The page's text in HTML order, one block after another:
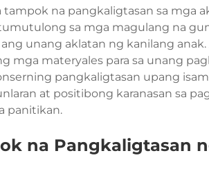
na pangkaligtasan sa mga
sa mga magulang na
unang aklatan ng kanilang anak.
mga materyales para sa unang
pangkaligtasan upang
at positibong karanasan sa
panitikan.
na Pangkaligtasan